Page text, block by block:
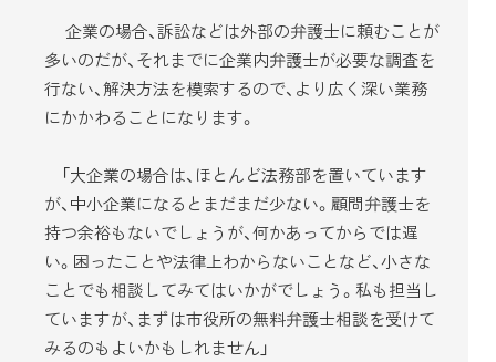
企業の場合、訴訟などは外部の弁護士に頼むことが
多いのだが、それまでに企業内弁護士が必要な調査を
行ない、解決方法を模索するので、より広く深い業務
にかかわることになります。
「大企業の場合は、ほとんど法務部を置いています
が、中小企業になるとまだまだ少ない。顧問弁護士を
持つ余裕もないでしょうが、何かあってからでは遅
い。困ったことや法律上わからないことなど、小さな
ことでも相談してみてはいかがでしょう。私も担当し
ていますが、まずは市役所の無料弁護士相談を受けて
みるのもよいかもしれません」